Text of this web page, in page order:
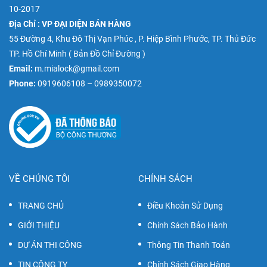
10-2017
Địa Chỉ : VP ĐẠI DIỆN BÁN HÀNG
55 Đường 4, Khu Đô Thị Vạn Phúc , P. Hiệp Bình Phước, TP. Thủ Đức
TP. Hồ Chí Minh ( Bản Đồ Chỉ Đường )
Email: m.mialock@gmail.com
Phone: 0919606108 – 0989350072
VỀ CHÚNG TÔI
TRANG CHỦ
GIỚI THIỆU
DỰ ÁN THI CÔNG
TIN CÔNG TY
CHÍNH SÁCH
Điều Khoản Sử Dụng
Chính Sách Bảo Hành
Thông Tin Thanh Toán
Chính Sách Giao Hàng